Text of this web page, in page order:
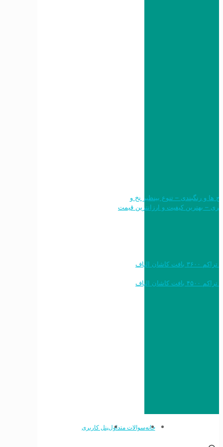
طرح ها و رنگبندی – تنوع بینظیر نخ و
خرید به قیمت فرش ماشینی ۱۲۰۰ شانه تراکم ۳۶۰۰ بافت کاشان الیاف
خرید به قیمت فرش ماشینی ۱۵۰۰ شانه تراکم ۴۵۰۰ بافت کاشان الیاف
خانهسوالات متداولپنل کاربری